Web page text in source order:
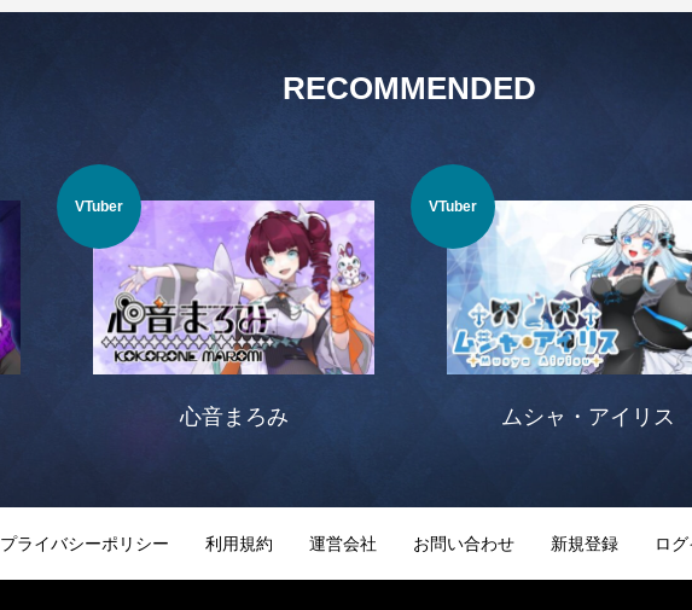
RECOMMENDED
VTuber
心音まろみ
VTuber
ムシャ・アイリス
プライバシーポリシー 利用規約 運営会社 お問い合わせ 新規登録 ロ